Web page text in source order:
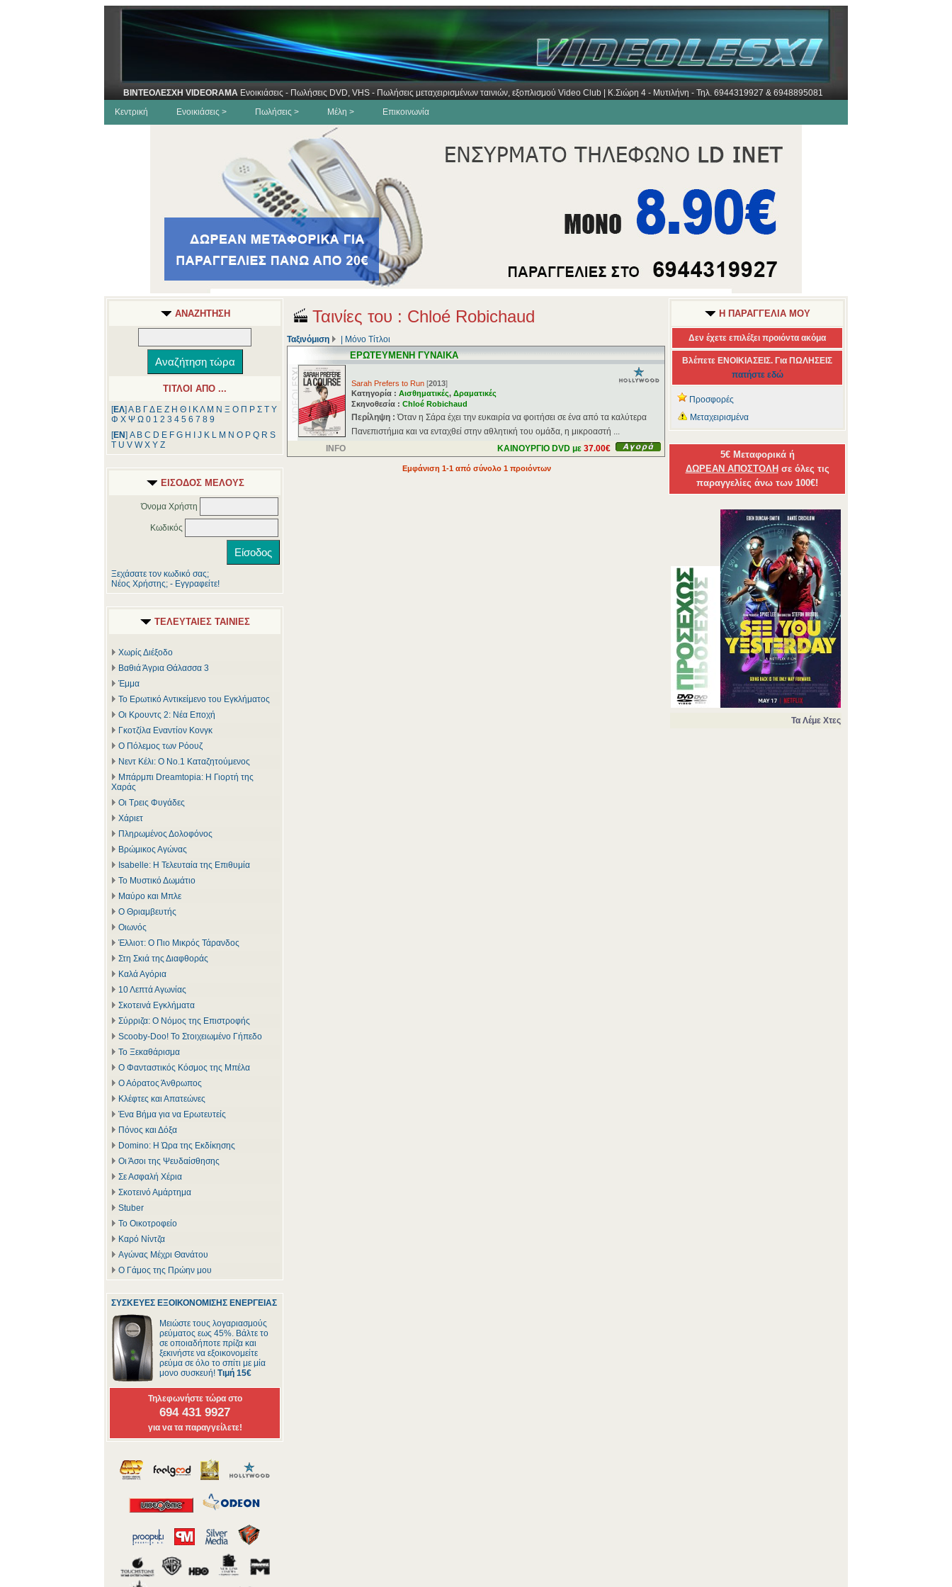
ΒΙΝΤΕΟΛΕΣΧΗ VIDEORAMA Ενοικιάσεις - Πωλήσεις DVD, VHS - Πωλήσεις μεταχειρισμένων ταινιών, εξοπλισμού Video Club | Κ.Σιώρη 4 - Μυτιλήνη - Τηλ. 6944319927 & 6948895081
Κεντρική
Ενοικιάσεις > Πωλήσεις > Μέλη > Επικοινωνία
ΑΝΑΖΗΤΗΣΗ
ΤΙΤΛΟΙ ΑΠΟ ...
[ΕΛ] Α Β ΓΔ Ε Ζ Η Θ ΚΛ Μ Ν Ξ Ο Π Ρ Σ Τ Υ
Φ Χ Ψ Ω 0 1 2 3 4 5 6 7 8 9
[ΕΝ] A B C D E F G H J K L M N O P Q R S
T U V W X Y Z
ΕΙΣΟΔΟΣ ΜΕΛΟΥΣ
Όνομα Χρήστη
Κωδικός
Ξεχάσατε τον κωδικό σας;
Νέος Χρήστης; - Εγγραφείτε!
ΤΕΛΕΥΤΑΙΕΣ ΤΑΙΝΙΕΣ
Χωρίς Διέξοδο
Βαθιά Άγρια Θάλασσα 3
Έμμα
Το Ερωτικό Αντικείμενο του Εγκλήματος
Οι Κρουντς 2: Νέα Εποχή
Γκοτζίλα Εναντίον Κονγκ
Ο Πόλεμος των Ρόουζ
Νεντ Κέλι: Ο Νο.1 Καταζητούμενος
Μπάρμπι Dreamtopia: Η Γιορτή της
Χαράς
Οι Τρεις Φυγάδες
Χάριετ
Πληρωμένος Δολοφόνος
Βρώμικος Αγώνας
Isabelle: Η Τελευταία της Επιθυμία
Το Μυστικό Δωμάτιο
Μαύρο και Μπλε
Ο Θριαμβευτής
Οιωνός
Έλλιοτ: Ο Πιο Μικρός Τάρανδος
Στη Σκιά της Διαφθοράς
Καλά Αγόρια
10 Λεπτά Αγωνίας
Σκοτεινά Εγκλήματα
Σύρριζα: Ο Νόμος της Επιστροφής
Scooby-Doo! Το Στοιχειωμένο Γήπεδο
Το Ξεκαθάρισμα
Ο Φανταστικός Κόσμος της Μπέλα
Ο Αόρατος Άνθρωπος
Κλέφτες και Απατεώνες
Ένα Βήμα για να Ερωτευτείς
Πόνος και Δόξα
Domino: Η Ώρα της Εκδίκησης
Οι Άσοι της Ψευδαίσθησης
Σε Ασφαλή Χέρια
Σκοτεινό Αμάρτημα
Stuber
Το Οικοτροφείο
Καρό Νίντζα
Αγώνας Μέχρι Θανάτου
Ο Γάμος της Πρώην μου
ΣΥΣΚΕΥΕΣ ΕΞΟΙΚΟΝΟΜΙΣΗΣ ΕΝΕΡΓΕΙΑΣ
Μειώστε τους λογαριασμούς
ρεύματος εως 45%. Βάλτε το
σε οποιαδήποτε πρίζα και
ξεκινήστε να εξοικονομείτε
ρεύμα σε όλο το σπίτι με μία
μονο συσκευή! Τιμή 15€
Τηλεφωνήστε τώρα στο
694 431 9927
για να τα παραγγείλετε!
Ταινίες του : Chloé Robichaud
Ταξινόμιση Μόνο Τίτλοι
ΕΡΩΤΕΥΜΕΝΗ ΓΥΝΑΙΚΑ
Sarah Prefers to Run [2013]
Κατηγορία : Αισθηματικές, Δραματικές
Σκηνοθεσία : Chloé Robichaud
Περίληψη :Όταν η Σάρα έχει την ευκαιρία να φοιτήσει σε ένα από τα καλύτερα
Πανεπιστήμια και να ενταχθεί στην αθλητική του ομάδα, η μικροαστή ...
INFO
ΚΑΙΝΟΥΡΓΙΟ DVD με 37.00€
Εμφάνιση 1-1 από σύνολο 1 προιόντων
Η ΠΑΡΑΓΓΕΛΙΑ ΜΟΥ
Δεν έχετε επιλέξει προιόντα ακόμα
Βλέπετε ΕΝΟΙΚΙΑΣΕΙΣ. Για ΠΩΛΗΣΕΙΣ
πατήστε εδώ
Προσφορές
Μεταχειρισμένα
5€ Μεταφορικά ή
ΔΩΡΕΑΝ ΑΠΟΣΤΟΛΗ σε όλες τις
παραγγελίες άνω των 100€!
Τα Λέμε Χτες